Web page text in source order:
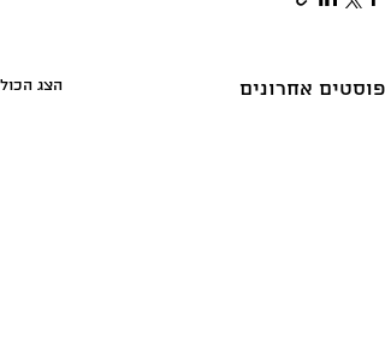
פוסטים אחרונים הצג הכול